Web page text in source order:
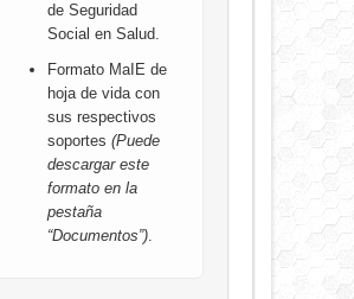
de Seguridad
Social en Salud.
Formato MaIE de
hoja de vida con
sus respectivos
soportes (Puede
descargar este
formato en la
pestaña
“Documentos”).